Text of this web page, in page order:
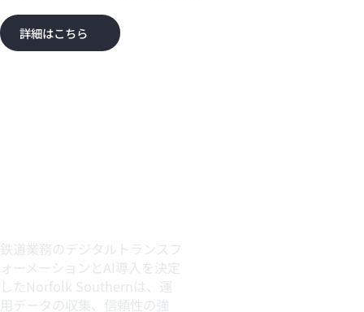
詳細はこちら
鉄道業務のデジタルトランスフ
ォーメーションとAI導入を決定
したNorfolk Southernは、運
用データの収集、信頼性の強